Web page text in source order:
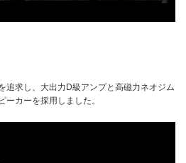
追求し、大出力D級アンプと高磁力ネオジム
ーカーを採用しました。